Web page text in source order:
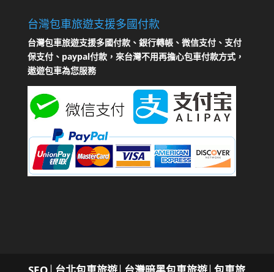
台灣包車旅遊支援多國付款
台灣包車旅遊支援多國付款、銀行轉帳、微信支付、支付
保支付、paypal付款，來台灣不用再擔心包車付款方式，
遨遊包車為您服務